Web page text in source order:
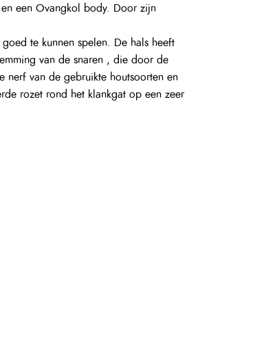
een Ovangkol body. Door zijn
te kunnen spelen. De hals heeft
van de snaren , die door de
nerf van de gebruikte houtsoorten en
rozet rond het klankgat op een zeer